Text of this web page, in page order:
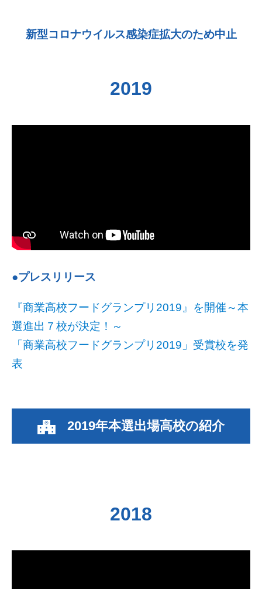
新型コロナウイルス感染症拡大のため中止
2019
●プレスリリース
『商業高校フードグランプリ2019』を開催～本
選進出７校が決定！～
「商業高校フードグランプリ2019」受賞校を発
表
2019年本選出場高校の紹介
2018